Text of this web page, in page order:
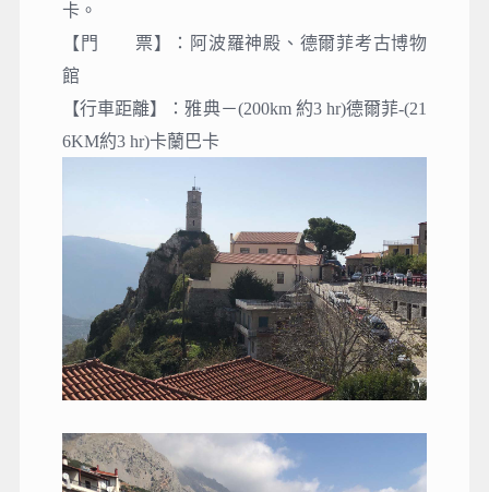
卡。
【門 票】
：
阿波羅神殿、德爾菲考古博物
館
【行車距離】：雅典－(200km 約3 hr)德爾菲-(21
6KM約3 hr)卡蘭巴卡